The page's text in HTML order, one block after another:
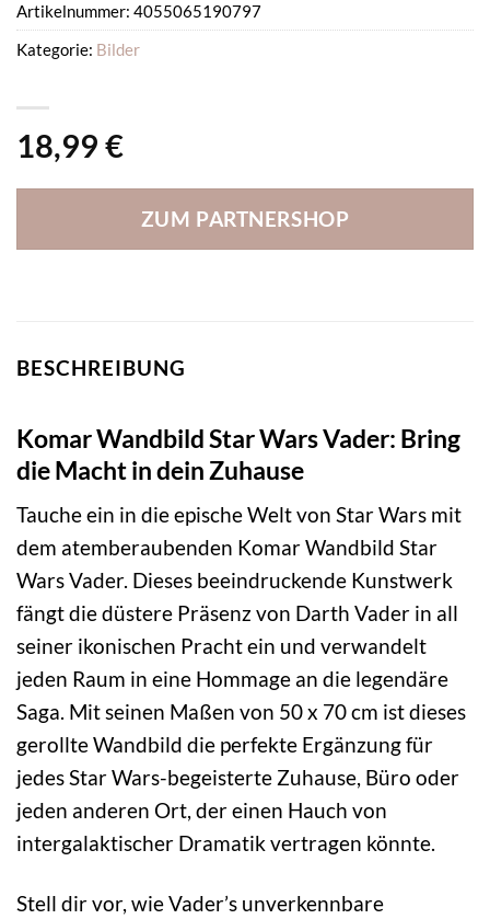
18,99 €
ZUM PARTNERSHOP
Artikelnummer: 4055065190797
Kategorie: Bilder
BESCHREIBUNG
Komar Wandbild Star Wars Vader: Bring
die Macht in dein Zuhause
Tauche ein in die epische Welt von Star Wars mit
dem atemberaubenden Komar Wandbild Star
Wars Vader. Dieses beeindruckende Kunstwerk
fängt die düstere Präsenz von Darth Vader in all
seiner ikonischen Pracht ein und verwandelt
jeden Raum in eine Hommage an die legendäre
Saga. Mit seinen Maßen von 50 x 70 cm ist dieses
gerollte Wandbild die perfekte Ergänzung für
jedes Star Wars-begeisterte Zuhause, Büro oder
jeden anderen Ort, der einen Hauch von
intergalaktischer Dramatik vertragen könnte.
Stell dir vor, wie Vader’s unverkennbare